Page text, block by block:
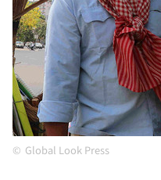
Global Look Press